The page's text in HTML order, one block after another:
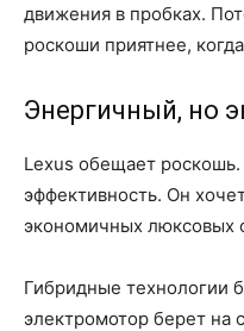
движения в пробках.
роскоши приятнее,
Энергичный, но
Lexus обещает
эффективность. Он
экономичных люксовых
Гибридные технологии
электромотор берет на